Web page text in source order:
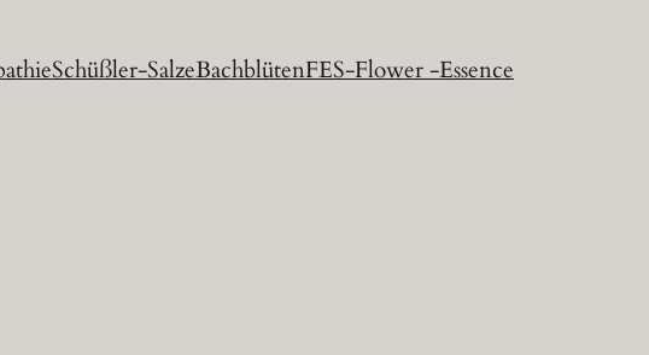
Schüßler-SalzeBachblütenFES-Flower -Essence